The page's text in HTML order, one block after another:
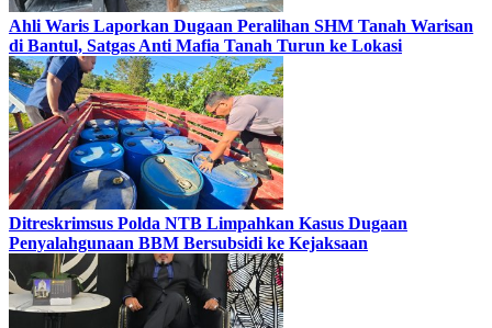
Ahli Waris Laporkan Dugaan Peralihan SHM Tanah Warisan
di Bantul, Satgas Anti Mafia Tanah Turun ke Lokasi
Ditreskrimsus Polda NTB Limpahkan Kasus Dugaan
Penyalahgunaan BBM Bersubsidi ke Kejaksaan